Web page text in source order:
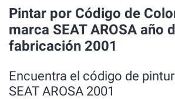
Pintar por Código de
marca SEAT AROSA año
fabricación 2001
Encuentra el código de
SEAT AROSA 2001